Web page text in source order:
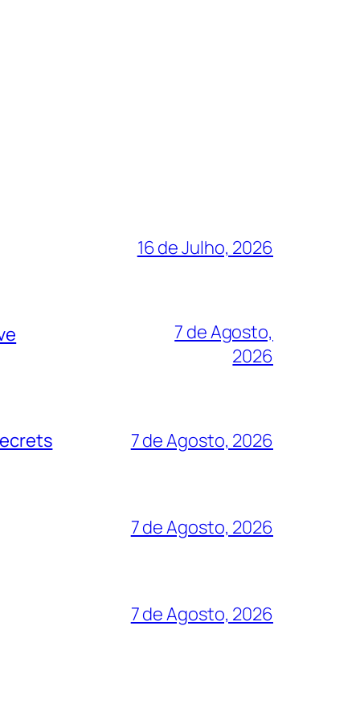
16 de Julho, 2026
7 de Agosto,
2026
7 de Agosto, 2026
7 de Agosto, 2026
7 de Agosto, 2026